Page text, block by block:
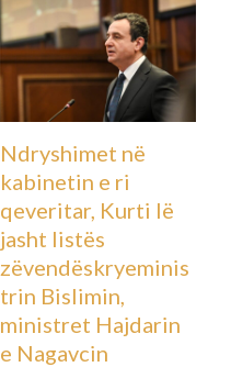
Ndryshimet në
kabinetin e ri
qeveritar, Kurti lë
jasht listës
zëvendëskryeminis
trin Bislimin,
ministret Hajdarin
e Nagavcin